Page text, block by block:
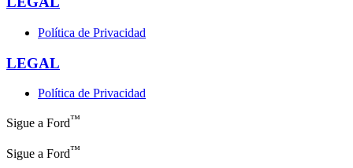
Política de Privacidad
LEGAL
Política de Privacidad
Sigue a Ford™
Sigue a Ford™